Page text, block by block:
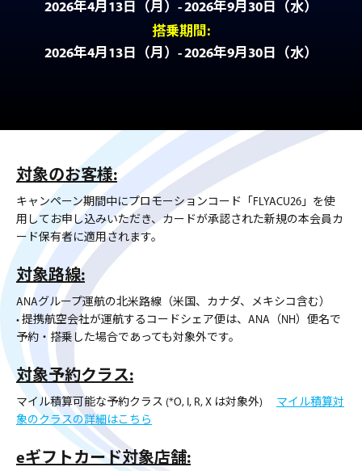
2026年4月13日（月）- 2026年9月30日（水）
搭乗期間:
2026年4月13日（月）- 2026年9月30日（水）
対象のお客様:
キャンペーン期間中にプロモーションコード「FLYACU26」を使
用してお申し込みいただき、カードが承認された新規の本会員カ
ード保有者に適用されます。
対象路線:
ANAグループ運航の北米路線（米国、カナダ、メキシコ含む）
• 提携航空会社が運航するコードシェア便は、ANA（NH）便名で
予約・搭乗した場合であっても対象外です。
対象予約クラス:
マイル積算可能な予約クラス (*O, I, R, X は対象外)
マイル積算対
象のクラスの詳細はこちら
eギフトカード対象店舗: